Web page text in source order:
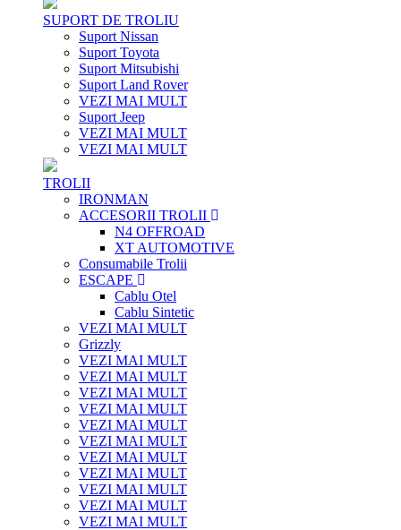
SUPORT DE TROLIU
Suport Nissan
Suport Toyota
Suport Mitsubishi
Suport Land Rover
VEZI MAI MULT
Suport Jeep
VEZI MAI MULT
VEZI MAI MULT
TROLII
IRONMAN
ACCESORII TROLII
N4 OFFROAD
XT AUTOMOTIVE
Consumabile Trolii
ESCAPE
Cablu Otel
Cablu Sintetic
VEZI MAI MULT
Grizzly
VEZI MAI MULT
VEZI MAI MULT
VEZI MAI MULT
VEZI MAI MULT
VEZI MAI MULT
VEZI MAI MULT
VEZI MAI MULT
VEZI MAI MULT
VEZI MAI MULT
VEZI MAI MULT
VEZI MAI MULT